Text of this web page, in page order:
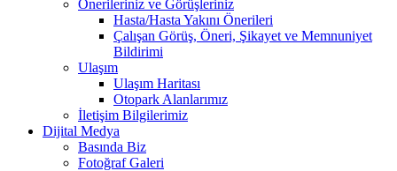
Önerileriniz ve Görüşleriniz
Hasta/Hasta Yakını Önerileri
Çalışan Görüş, Öneri, Şikayet ve Memnuniyet
Bildirimi
Ulaşım
Ulaşım Haritası
Otopark Alanlarımız
İletişim Bilgilerimiz
Dijital Medya
Basında Biz
Fotoğraf Galeri